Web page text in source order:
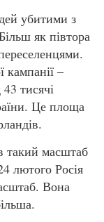
убитими з
як півтора
кампанії –
тисячі
Це площа
такий масштаб
лютого Росія
Вона